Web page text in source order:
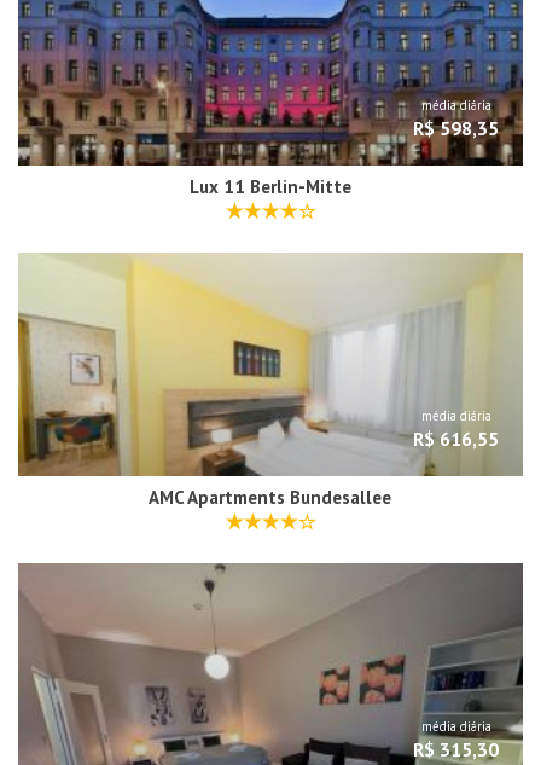
média diária
R$ 598,35
Lux 11 Berlin-Mitte
média diária
R$ 616,55
AMC Apartments Bundesallee
média diária
R$ 315,30